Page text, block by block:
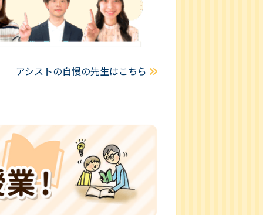
アシストの自慢の先生はこちら